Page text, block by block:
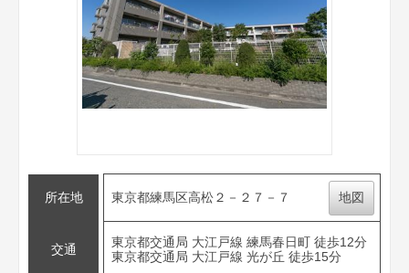
所在地 東京都練馬区高松２－２７－７ 地図
交通
東京都交通局 大江戸線 練馬春日町 徒歩12分
東京都交通局 大江戸線 光が丘 徒歩15分